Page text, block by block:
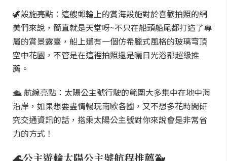
🦖設施亮點：這艘郵輪上的賞海設施對於喜歡拍照的網
美們來說，簡直就是天堂呀~不只在船頭船尾都打造了專
屬的賞景露臺，船上還有一個仿希臘式風格的玻璃穹頂
空中花園，不管是在這裡拍照還是曬日光浴都超級推
薦。
🛳 航線亮點：太陽公主號行駛的範圍大多集中在地中海
沿岸，如果想要盡情暢玩南歐各國，又不想多花時間研
究交通資訊的話，搭乘太陽公主號對你來說會是非常省
力的方式！
🌊公主遊輪太陽公主號航程推薦🐳